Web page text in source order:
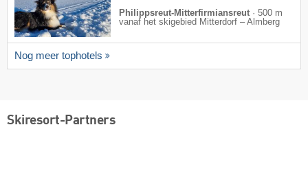
Philippsreut-Mitterfirmiansreut · 500 m
vanaf het skigebied Mitterdorf – Almberg
Nog meer tophotels
Skiresort-Partners